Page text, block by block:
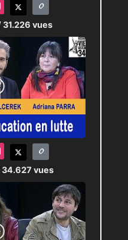
31.226 vues
34.627 vues